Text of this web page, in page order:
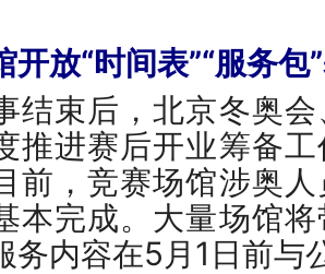
开放“时间表”“服务包
束后，北京冬奥会
推进赛后开业筹备
前，竞赛场馆涉奥
本完成。大量场馆
务内容在5月1日前与